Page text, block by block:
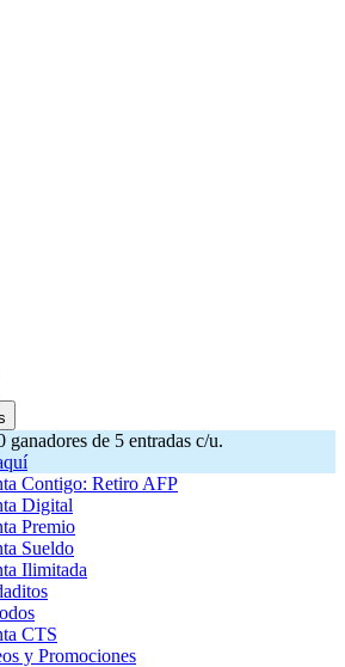
ganadores de 5 entradas c/u.
Contigo: Retiro AFP
Digital
Premio
Sueldo
Ilimitada
CTS
y Promociones